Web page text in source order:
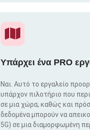
Υπάρχει ένα PRO
Ναι. Αυτό το εργαλείο
υπάρχον πιλοτήριο που
σε μια χώρα, καθώς και
δεδομένα μπορούν να
5G) σε μια διαμορφωμένη